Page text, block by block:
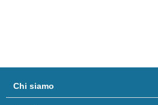
Chi siamo